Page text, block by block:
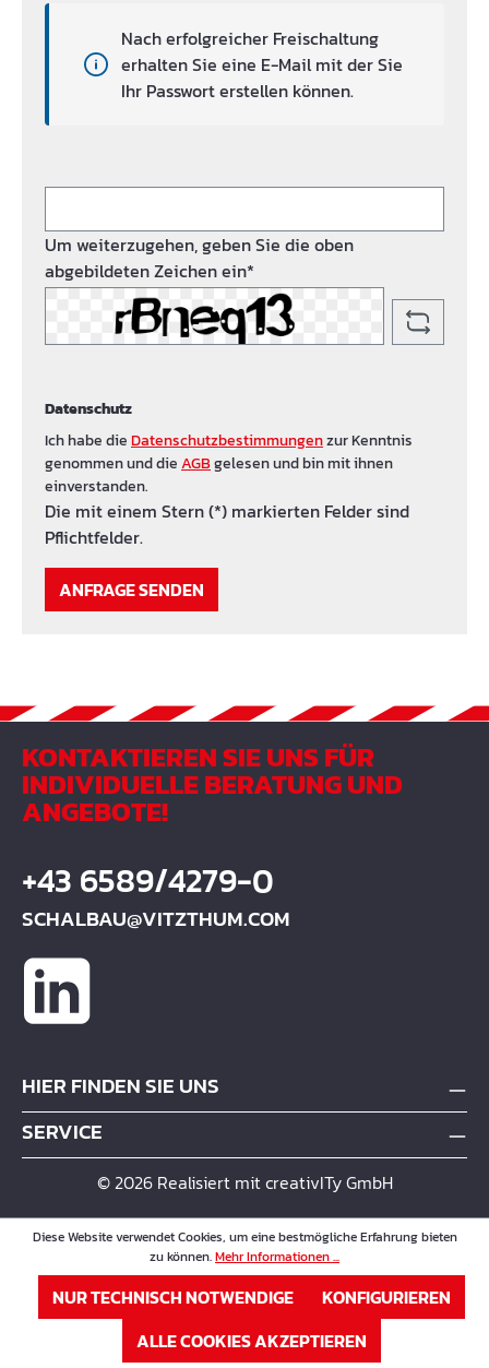
Nach erfolgreicher Freischaltung
erhalten Sie eine E-Mail mit der Sie
Ihr Passwort erstellen können.
Um weiterzugehen, geben Sie die oben
abgebildeten Zeichen ein*
Datenschutz
Ich habe dieDatenschutzbestimmungenzur Kenntnis
genommen und dieAGBgelesen und bin mit ihnen
einverstanden.
Die mit einem Stern (*) markierten Felder sind
Pflichtfelder.
ANFRAGE SENDEN
KONTAKTIEREN SIE UNS FÜR
INDIVIDUELLE BERATUNG UND
ANGEBOTE!
+43 6589/4279-0
SCHALBAU@VITZTHUM.COM
HIER FINDEN SIE UNS
SERVICE
© 2026 Realisiert mit creativITy GmbH
Diese Website verwendet Cookies, um eine bestmögliche Erfahrung bieten
zu können.Mehr Informationen ...
NUR TECHNISCH NOTWENDIGE
KONFIGURIEREN
ALLE COOKIES AKZEPTIEREN